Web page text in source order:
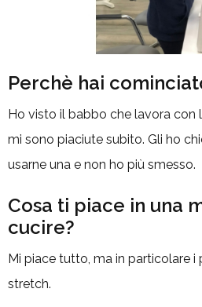
Perchè hai
Ho visto il babbo che lavora con
mi sono piaciute subito. Gli ho
usarne una e non ho più smesso.
Cosa ti piace in una
cucire?
Mi piace tutto, ma in particolare i
stretch.